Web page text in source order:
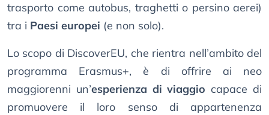
trasporto come autobus, traghetti o persino aerei)
tra i Paesi europei (e non solo).
Lo scopo di DiscoverEU, che rientra nell’ambito del
programma Erasmus+, è di offrire ai neo
maggiorenni un’esperienza di viaggio capace di
promuovere il loro senso di appartenenza